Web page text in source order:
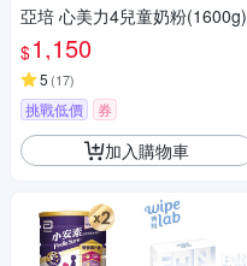
亞培 心美力4兒童奶粉(1600g)
$1,150
5 (17)
挑戰低價 券
加入購物車